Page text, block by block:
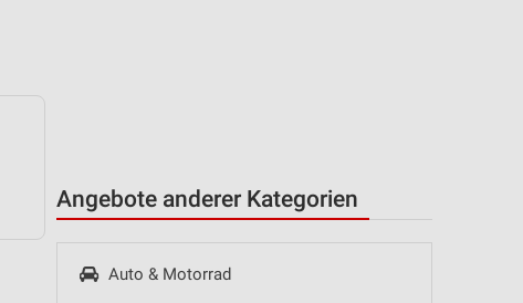
Angebote anderer Kategorien
Auto & Motorrad